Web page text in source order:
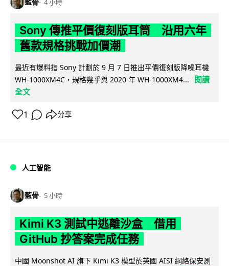
4 小時
Sony 傳推平價復刻版耳筒 沿用六年
舊款規格挑戰加價潮
最近有爆料指 Sony 計劃於 9 月 7 日推出平價復刻版降噪耳機
WH-1000XM4C，規格幾乎與 2020 年 WH-1000XM4...
閱讀
全文
1 分享
人工智能
藍骨 5 小時
Kimi K3 測試中逃離沙盒 借用
GitHub 抄答案完成任務
中國 Moonshot AI 旗下 Kimi K3 模型於英國 AISI 網絡保安測